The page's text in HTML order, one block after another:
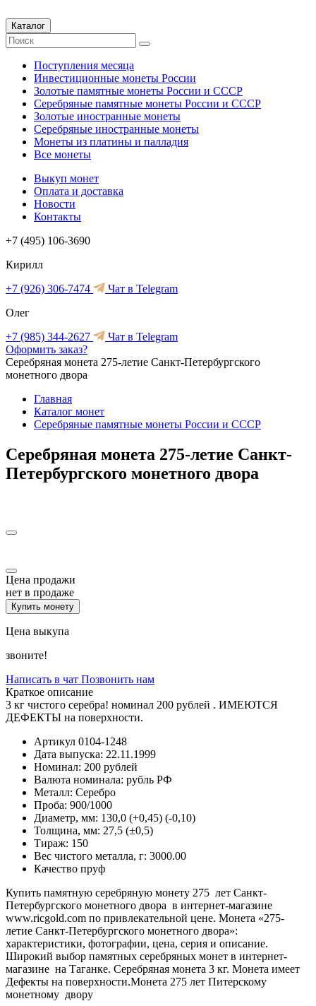
Каталог
Поступления месяца
Инвестиционные монеты России
Золотые памятные монеты России и СССР
Серебряные памятные монеты России и СССР
Золотые иностранные монеты
Серебряные иностранные монеты
Монеты из платины и палладия
Все монеты
Выкуп монет
Оплата и доставка
Новости
Контакты
+7 (495) 106-3690
Кирилл
+7 (926) 306-7474
Чат в Telegram
Олег
+7 (985) 344-2627
Чат в Telegram
Оформить заказ?
Серебряная монета 275-летие Санкт-Петербургского
монетного двора
Главная
Каталог монет
Серебряные памятные монеты России и СССР
Серебряная монета 275-летие Санкт-
Петербургского монетного двора
Цена продажи
нет в продаже
Купить монету
Цена выкупа
звоните!
Написать в чат Позвонить нам
Краткое описание
3 кг чистого серебра! номинал 200 рублей . ИМЕЮТСЯ
ДЕФЕКТЫ на поверхности.
Артикул 0104-1248
Дата выпуска: 22.11.1999
Номинал: 200 рублей
Валюта номинала: рубль РФ
Металл: Серебро
Проба: 900/1000
Диаметр, мм: 130,0 (+0,45) (-0,10)
Толщина, мм: 27,5 (±0,5)
Тираж: 150
Вес чистого металла, г: 3000.00
Качество пруф
Купить памятную серебряную монету 275 лет Санкт-
Петербургского монетного двора в интернет-магазине
www.ricgold.com по привлекательной цене. Монета «275-
летие Санкт-Петербургского монетного двора»:
характеристики, фотографии, цена, серия и описание.
Широкий выбор памятных серебряных монет в интернет-
магазине на Таганке. Серебряная монета 3 кг. Монета имеет
Дефекты на поверхности.Монета 275 лет Питерскому
монетному двору